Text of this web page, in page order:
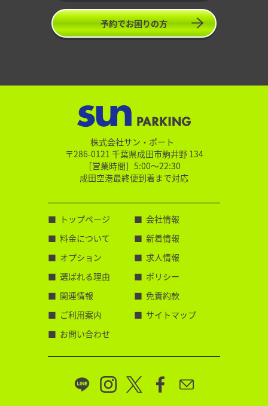
予約でお困りの方
株式会社サン・ポート
〒286-0121 千葉県成田市駒井野 134
［営業時間］5:00～22:30
成田空港最終便到着まで対応
トップページ
料金について
オプション
選ばれる理由
関連情報
ご利用案内
お問い合わせ
会社情報
新着情報
求人情報
ポリシー
免責約款
サイトマップ